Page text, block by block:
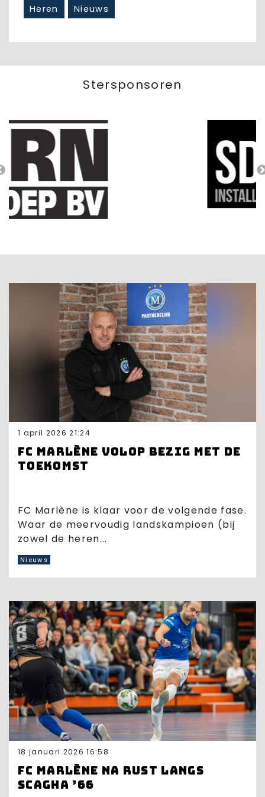
Heren Nieuws
Stersponsoren
1 april 2026 21:24
FC Marlène volop bezig met de
toekomst
FC Marlène is klaar voor de volgende fase.
Waar de meervoudig landskampioen (bij
zowel de heren...
Nieuws
18 januari 2026 16:58
FC Marlène na rust langs
Scagha ’66